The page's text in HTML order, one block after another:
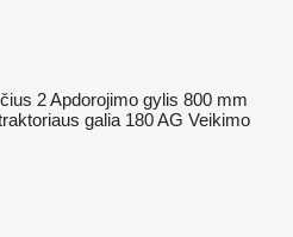
2Apdorojimo gylis 800 mm
galia 180 AG Veikimo